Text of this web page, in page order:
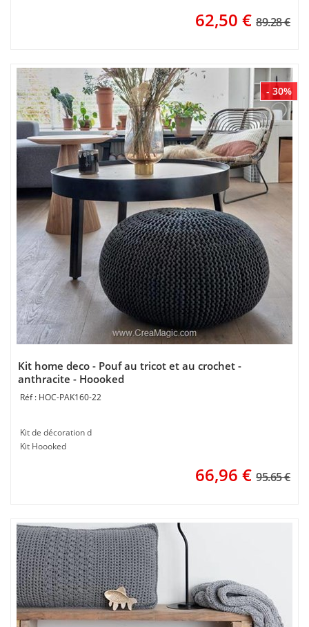
62,50 € 89.28 €
- 30%
Kit home deco - Pouf au tricot et au crochet -
anthracite - Hoooked
HOC-PAK160-22
Kit de décoration d
Kit Hoooked
66,96 € 95.65 €